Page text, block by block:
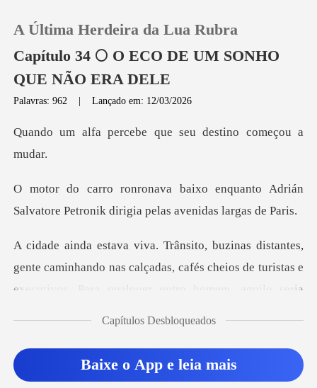
Histórico
Baixar App
A Última Herdeira da Lua Rubra
Capítulo 34 🌕 O ECO DE UM SONHO
QUE NÃO ERA DELE
Palavras: 962 |Lançado em: 12/03/2026
cebe que seu desti
quanto Adrián
Salvatore Petronik di
e caminhando nas calçadas, cafés cheios de turistas e
executi
Capítulos Desbloqueados
Baixe o App e leia mais